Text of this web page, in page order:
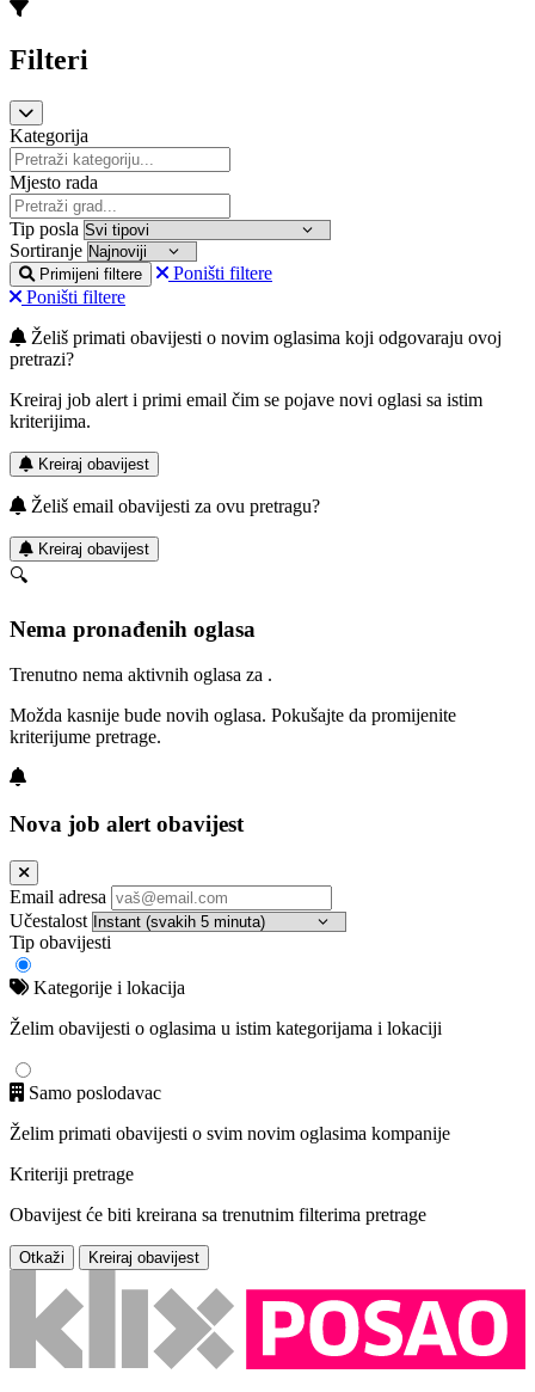
Filteri
Kategorija
Mjesto rada
Tip posla
Sortiranje
Primijeni filtere
Poništi filtere
Poništi filtere
Želiš primati obavijesti o novim oglasima koji odgovaraju ovoj
pretrazi?
Kreiraj job alert i primi email čim se pojave novi oglasi sa istim
kriterijima.
Kreiraj obavijest
Želiš email obavijesti za ovu pretragu?
Kreiraj obavijest
🔍
Nema pronađenih oglasa
Trenutno nema aktivnih oglasa za .
Možda kasnije bude novih oglasa. Pokušajte da promijenite
kriterijume pretrage.
Nova job alert obavijest
Email adresa
Učestalost
Tip obavijesti
Kategorije i lokacija
Želim obavijesti o oglasima u istim kategorijama i lokaciji
Samo poslodavac
Želim primati obavijesti o svim novim oglasima kompanije
Kriteriji pretrage
Obavijest će biti kreirana sa trenutnim filterima pretrage
Otkaži Kreiraj obavijest